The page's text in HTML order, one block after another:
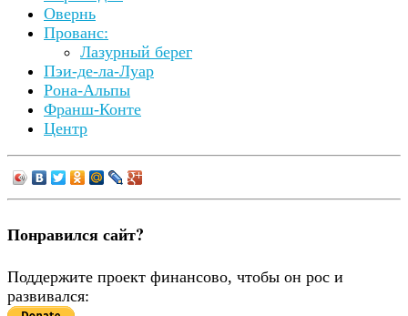
Овернь
Прованс:
Лазурный берег
Пэи-де-ла-Луар
Рона-Альпы
Франш-Конте
Центр
Понравился сайт?
Поддержите проект финансово, чтобы он рос и
развивался: